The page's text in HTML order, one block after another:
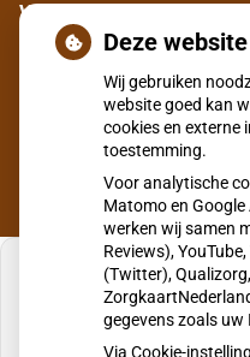
Voor het aanmaken van
eerst eenmalig te
U heeft geen
Deze
Wij gebruiken
website goed kan
cookies en externe
toestemming.
Voor analytische
Matomo en
werken wij samen
Reviews),
(Twitter),
gegevens zoals uw
Via Cookie-